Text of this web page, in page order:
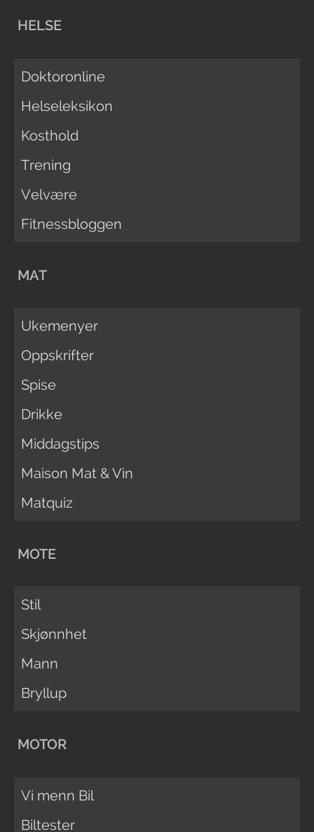
HELSE
Doktoronline
Helseleksikon
Kosthold
Trening
Velvære
Fitnessbloggen
MAT
Ukemenyer
Oppskrifter
Spise
Drikke
Middagstips
Maison Mat & Vin
Matquiz
MOTE
Stil
Skjønnhet
Mann
Bryllup
MOTOR
Vi menn Bil
Biltester